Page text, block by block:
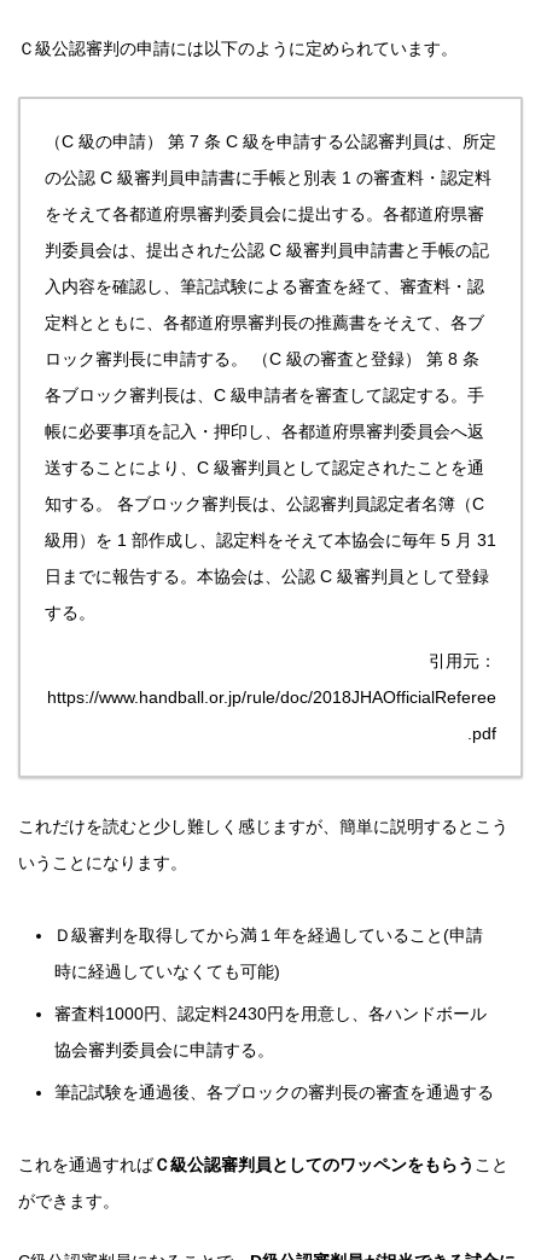
Ｃ級公認審判の申請には以下のように定められています。
（C 級の申請）
第 7 条 C 級を申請する公認審判員は、所定
の公認 C 級審判員申請書に手帳と別表 1 の審査料・認定料
をそえて各都道府県審判委員会に提出する。各都道府県審
判委員会は、提出された公認 C 級審判員申請書と手帳の記
入内容を確認し、筆記試験による審査を経て、審査料・認
定料とともに、各都道府県審判長の推薦書をそえて、各ブ
ロック審判長に申請する。
（C 級の審査と登録）
第 8 条
各ブロック審判長は、C 級申請者を審査して認定する。手
帳に必要事項を記入・押印し、各都道府県審判委員会へ返
送することにより、C 級審判員として認定されたことを通
知する。
各ブロック審判長は、公認審判員認定者名簿（C
級用）を 1 部作成し、認定料をそえて本協会に毎年 5 月 31
日までに報告する。本協会は、公認 C 級審判員として登録
する。
引用元：
https://www.handball.or.jp/rule/doc/2018JHAOfficialReferee
.pdf
これだけを読むと少し難しく感じますが、簡単に説明するとこう
いうことになります。
Ｄ級審判を取得してから満１年を経過していること(申請
時に経過していなくても可能)
審査料1000円、認定料2430円を用意し、各ハンドボール
協会審判委員会に申請する。
筆記試験を通過後、各ブロックの審判長の審査を通過する
これを通過すればＣ級公認審判員としてのワッペンをもらう こと
ができます。